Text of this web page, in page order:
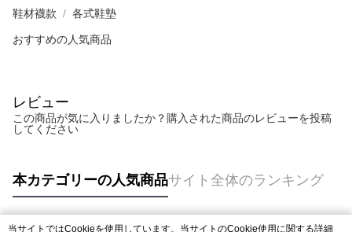
鞋材襪款 各式鞋墊
おすすめの人気商品
レビュー
この商品が気に入りましたか？購入された商品のレビューを投稿
してください
本カテゴリーの人気商品サイト全体のランキング
当サイトではCookieを使用しています。当サイトのCookie使用に関する詳細